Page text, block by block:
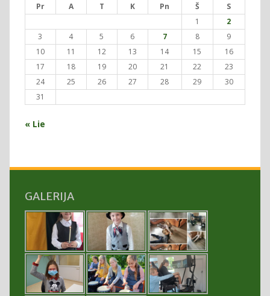
Pr A T K Pn Š
S
1
2
3
4 5 6 7 8
9
10
11 12 13 14 15
16
17
18 19 20 21 22
23
24
25 26 27 28 29
30
31
« Lie
GALERIJA